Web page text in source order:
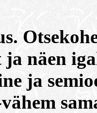
näen
ja